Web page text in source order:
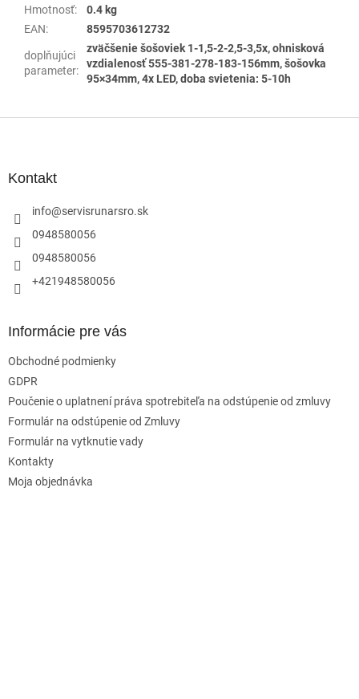
Hmotnosť:
0.4 kg
EAN: 8595703612732
doplňujúci
parameter:
zväčšenie šošoviek 1-1,5-2-2,5-3,5x, ohnisková
vzdialenosť 555-381-278-183-156mm, šošovka
95×34mm, 4x LED, doba svietenia: 5-10h
Kontakt
info@servisrunarsro.sk
0948580056
0948580056
+421948580056
Informácie pre vás
Obchodné podmienky
GDPR
Poučenie o uplatnení práva spotrebiteľa na odstúpenie od zmluvy
Formulár na odstúpenie od Zmluvy
Formulár na vytknutie vady
Kontakty
Moja objednávka